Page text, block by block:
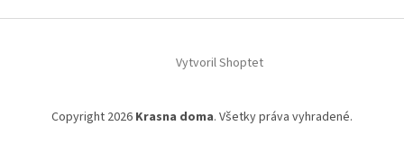
Vytvoril Shoptet
Copyright 2026 Krasna doma. Všetky práva vyhradené.